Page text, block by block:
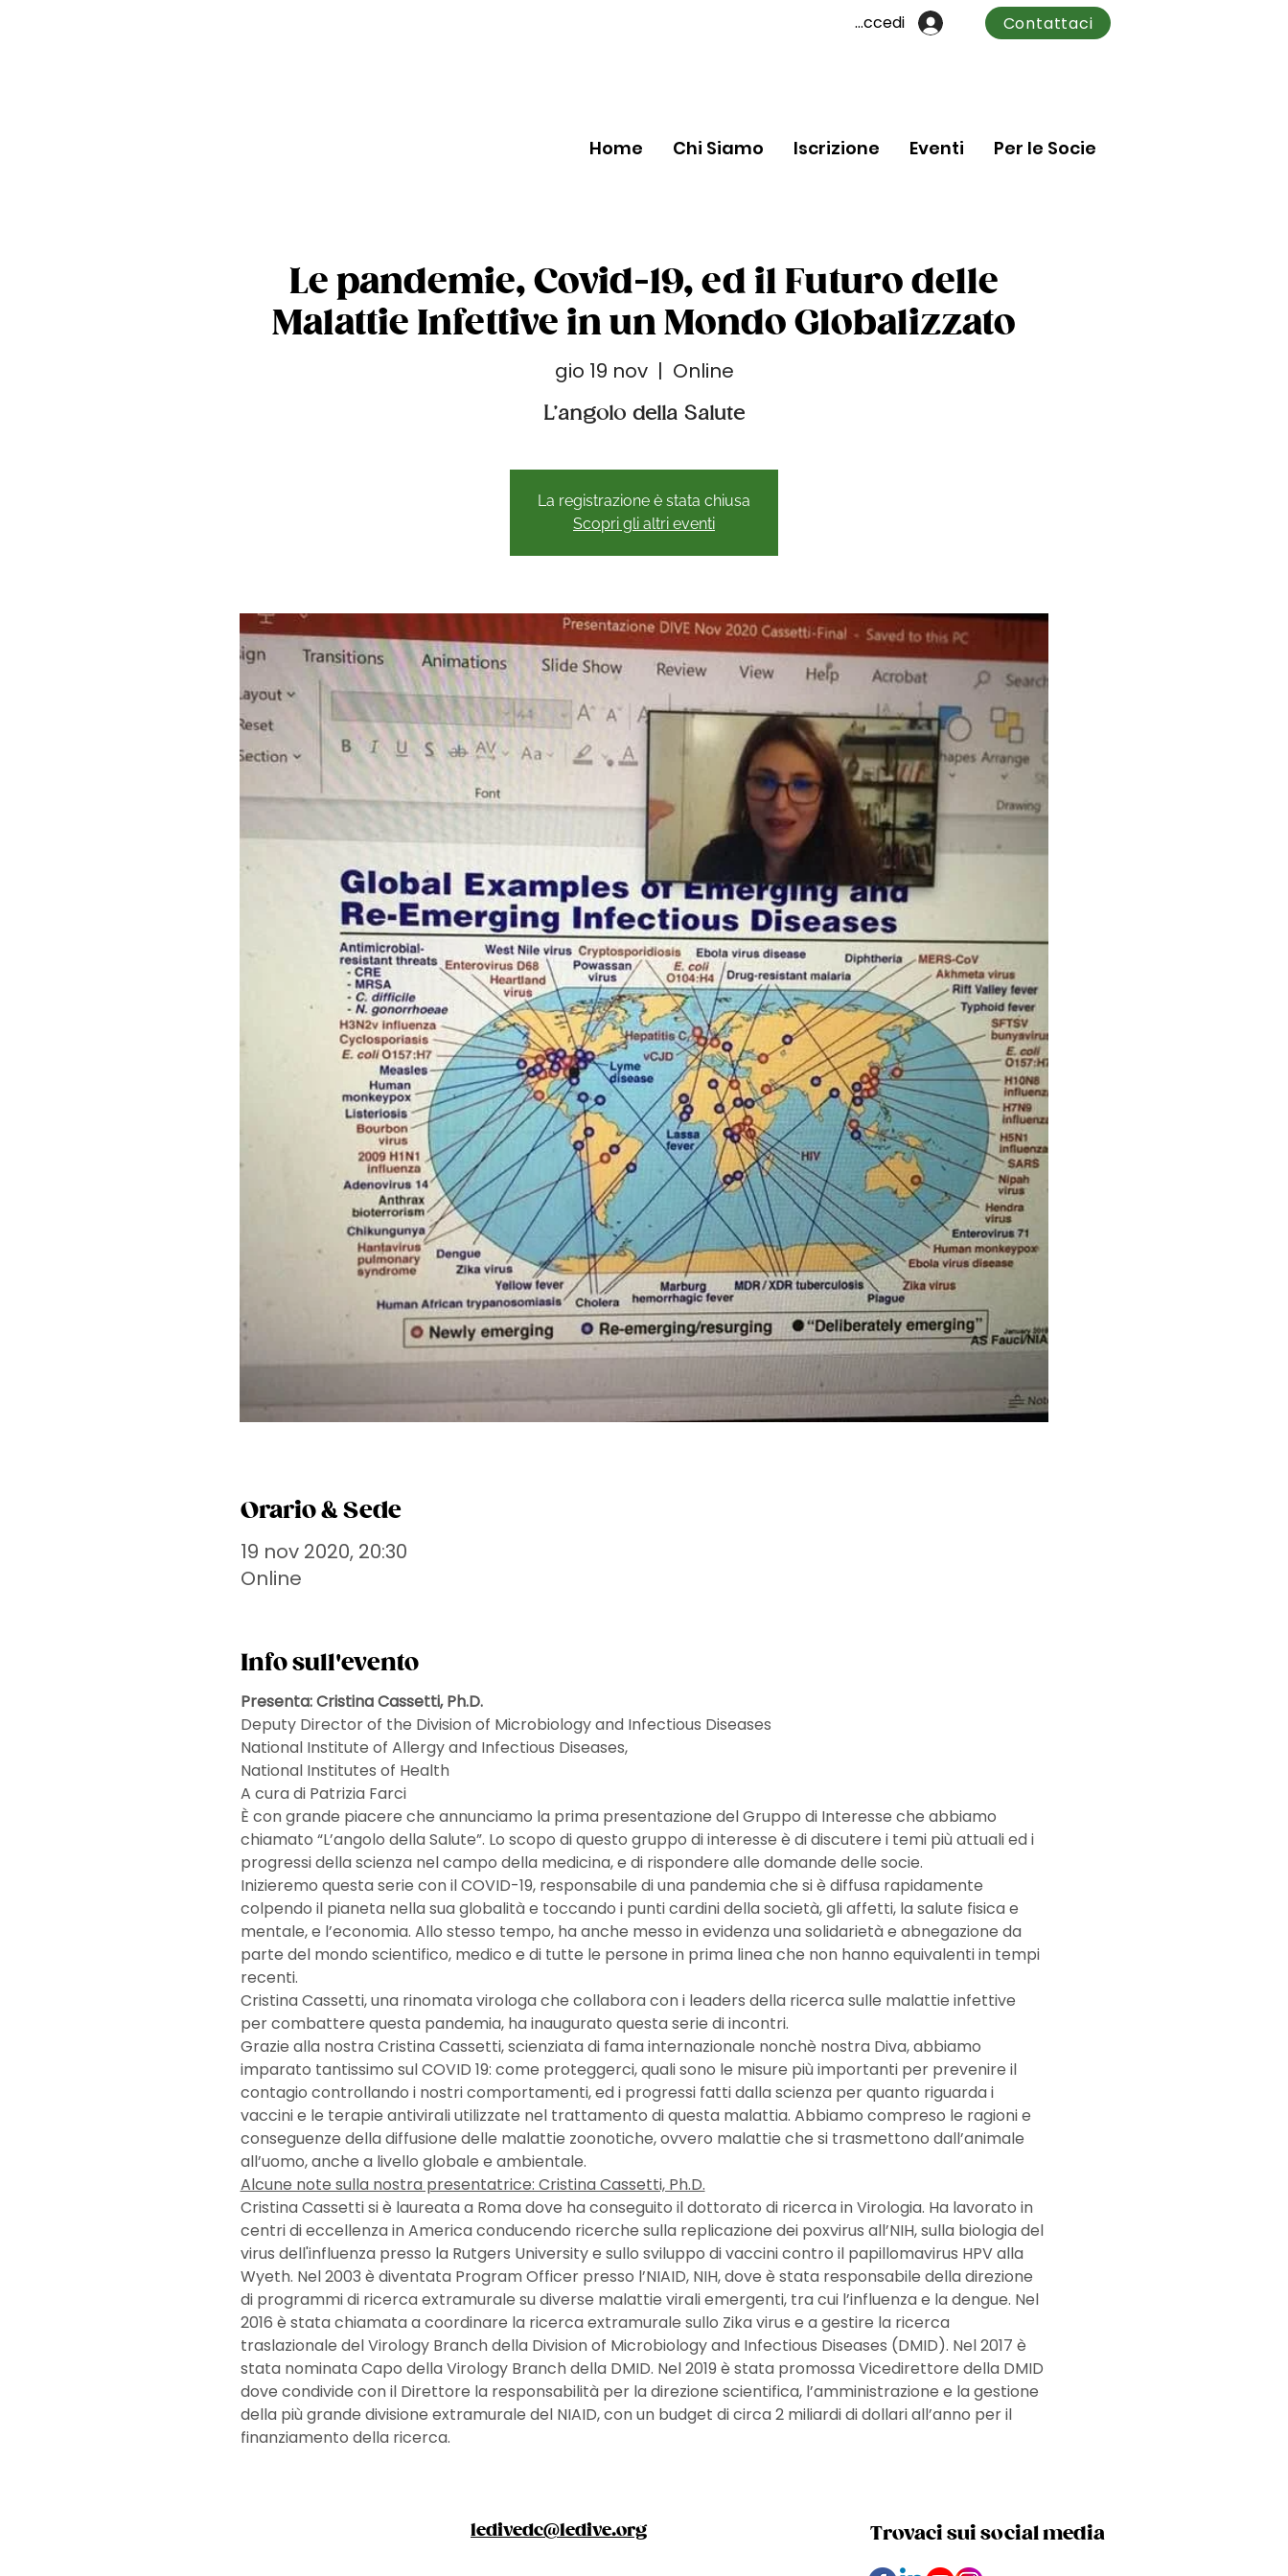
Accedi Contattaci
Home Chi Siamo Iscrizione Eventi Per le Socie
Le pandemie, Covid-19, ed il Futuro delle
Malattie Infettive in un Mondo Globalizzato
gio 19 nov
  |
Online
L’angolo della Salute
La registrazione è stata chiusa
Scopri gli altri eventi
Orario & Sede
19 nov 2020, 20:30
Online
Info sull'evento
Presenta: Cristina Cassetti, Ph.D.
Deputy Director of the Division of Microbiology and Infectious Diseases
National Institute of Allergy and Infectious Diseases,
National Institutes of Health
A cura di Patrizia Farci
È con grande piacere che annunciamo la prima presentazione del Gruppo di Interesse che abbiamo
chiamato “L’angolo della Salute”. Lo scopo di questo gruppo di interesse è di discutere i temi più attuali ed i
progressi della scienza nel campo della medicina, e di rispondere alle domande delle socie.
Inizieremo questa serie con il COVID-19, responsabile di una pandemia che si è diffusa rapidamente
colpendo il pianeta nella sua globalità e toccando i punti cardini della società, gli affetti, la salute fisica e
mentale, e l’economia. Allo stesso tempo, ha anche messo in evidenza una solidarietà e abnegazione da
parte del mondo scientifico, medico e di tutte le persone in prima linea che non hanno equivalenti in tempi
recenti.
Cristina Cassetti, una rinomata virologa che collabora con i leaders della ricerca sulle malattie infettive
per combattere questa pandemia, ha inaugurato questa serie di incontri.
Grazie alla nostra Cristina Cassetti, scienziata di fama internazionale nonchè nostra Diva, abbiamo
imparato tantissimo sul COVID 19: come proteggerci, quali sono le misure più importanti per prevenire il
contagio controllando i nostri comportamenti, ed i progressi fatti dalla scienza per quanto riguarda i
vaccini e le terapie antivirali utilizzate nel trattamento di questa malattia. Abbiamo compreso le ragioni e
conseguenze della diffusione delle malattie zoonotiche, ovvero malattie che si trasmettono dall’animale
all’uomo, anche a livello globale e ambientale.
Alcune note sulla nostra presentatrice: Cristina Cassetti, Ph.D.
Cristina Cassetti si è laureata a Roma dove ha conseguito il dottorato di ricerca in Virologia. Ha lavorato in
centri di eccellenza in America conducendo ricerche sulla replicazione dei poxvirus all’NIH, sulla biologia del
virus dell'influenza presso la Rutgers University e sullo sviluppo di vaccini contro il papillomavirus HPV alla
Wyeth. Nel 2003 è diventata Program Officer presso l’NIAID, NIH, dove è stata responsabile della direzione
di programmi di ricerca extramurale su diverse malattie virali emergenti, tra cui l’influenza e la dengue. Nel
2016 è stata chiamata a coordinare la ricerca extramurale sullo Zika virus e a gestire la ricerca
traslazionale del Virology Branch della Division of Microbiology and Infectious Diseases (DMID). Nel 2017 è
stata nominata Capo della Virology Branch della DMID. Nel 2019 è stata promossa Vicedirettore della DMID
dove condivide con il Direttore la responsabilità per la direzione scientifica, l’amministrazione e la gestione
della più grande divisione extramurale del NIAID, con un budget di circa 2 miliardi di dollari all’anno per il
finanziamento della ricerca.
Trovaci sui social media
ledivedc@ledive.org